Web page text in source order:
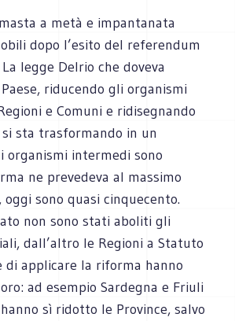
a metà e impantanata
dopo l’esito del referendum
legge Delrio che doveva
riducendo gli organismi
e Comuni e ridisegnando
si sta trasformando in un
organismi intermedi sono
ne prevedeva al massimo
sono quasi cinquecento.
non sono stati aboliti gli
dall’altro le Regioni a Statuto
di applicare la riforma hanno
ad esempio Sardegna e Friuli
sì ridotto le Province, salvo